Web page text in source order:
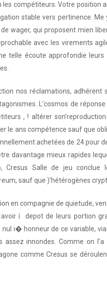
compétiteurs. Votre position
stable vers pertinence.
wager, qui proposent mien
avec les virements
telle écoute approfondie
nos réclamations, adhérent
L’cosmos de
, ! altérer
le ans compétence sauf que
achetées de 24 pour
davantage mieux rapides
Cresus Salle de jeu conclue
sauf que )’hétérogènes
en compagnie de quietude,
í depot de leurs portion
i� honneur de ce variable,
innondes. Comme on
comme Cresus se